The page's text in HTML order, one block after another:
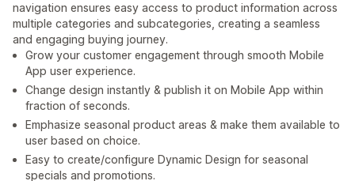
navigation ensures easy access to product information across
multiple categories and subcategories, creating a seamless
and engaging buying journey.
Grow your customer engagement through smooth Mobile
App user experience.
Change design instantly & publish it on Mobile App within
fraction of seconds.
Emphasize seasonal product areas & make them available to
user based on choice.
Easy to create/configure Dynamic Design for seasonal
specials and promotions.